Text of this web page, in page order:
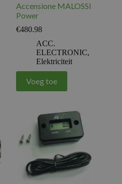
Accensione MALOSSI
Power
€480.98
ACC.
ELECTRONIC,
Elektriciteit
Voeg toe